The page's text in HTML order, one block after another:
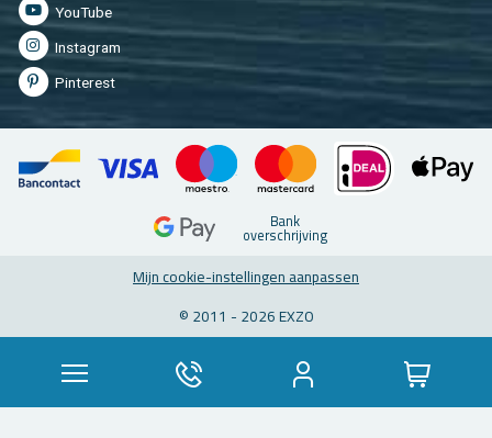
You­Tu­be
In­st­agram
Pin­te­rest
Bank
over­schrij­ving
Mijn coo­kie-in­stel­lin­gen aan­pas­sen
© 2011 - 2026 EXZO